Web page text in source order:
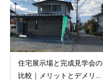
住宅展示場と完成見学会の
比較｜メリットとデメリ...